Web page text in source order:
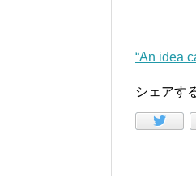
“An idea
シェアす